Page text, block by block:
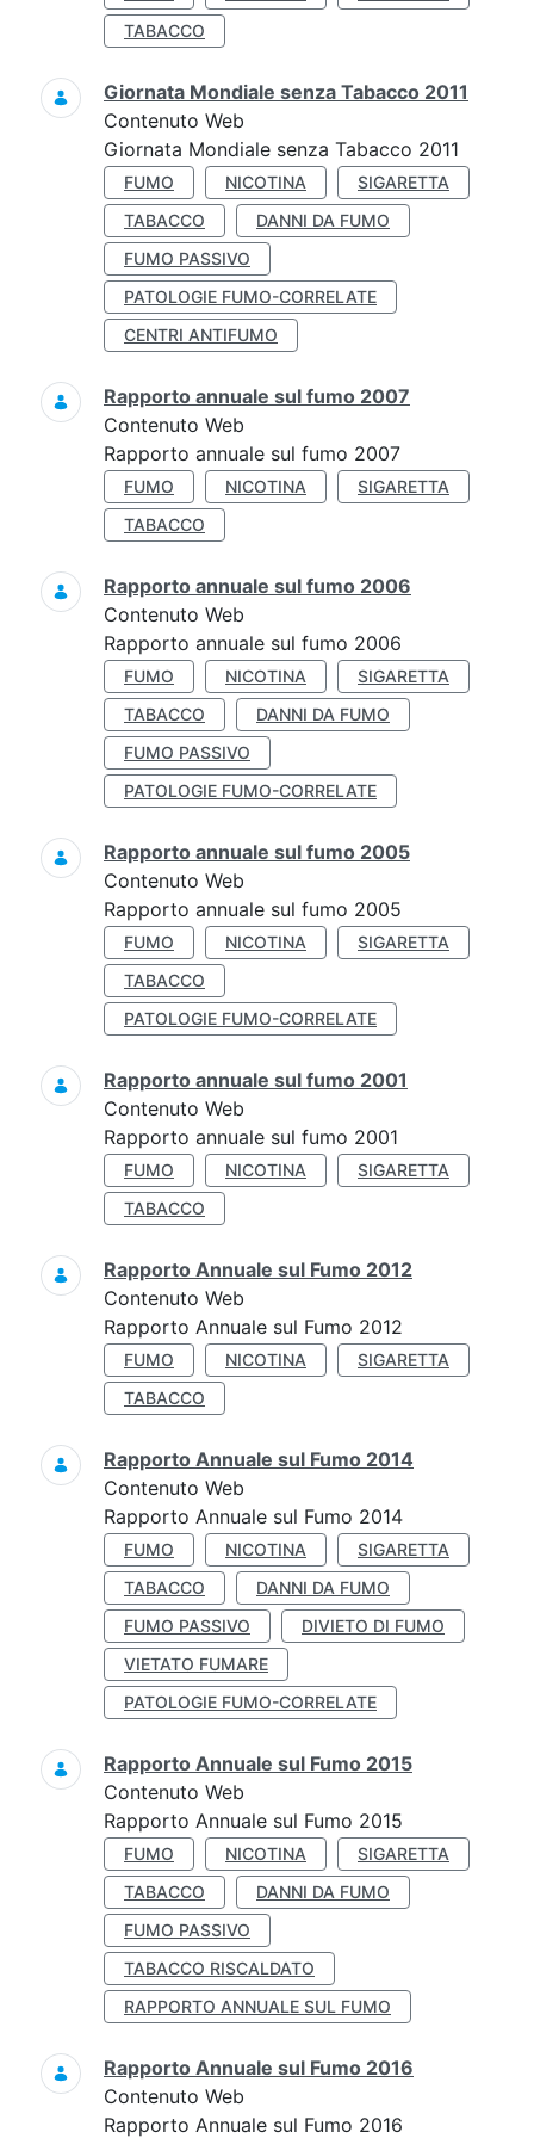
TABACCO
Giornata Mondiale senza Tabacco 2011
Contenuto Web
Giornata Mondiale senza Tabacco 2011
FUMO NICOTINA
SIGARETTA
TABACCO
DANNI DA FUMO
FUMO PASSIVO
PATOLOGIE FUMO-CORRELATE
CENTRI ANTIFUMO
Rapporto annuale sul fumo 2007
Contenuto Web
Rapporto annuale sul fumo 2007
FUMO NICOTINA
SIGARETTA
TABACCO
Rapporto annuale sul fumo 2006
Contenuto Web
Rapporto annuale sul fumo 2006
FUMO NICOTINA
SIGARETTA
TABACCO
DANNI DA FUMO
FUMO PASSIVO
PATOLOGIE FUMO-CORRELATE
Rapporto annuale sul fumo 2005
Contenuto Web
Rapporto annuale sul fumo 2005
FUMO NICOTINA
SIGARETTA
TABACCO
PATOLOGIE FUMO-CORRELATE
Rapporto annuale sul fumo 2001
Contenuto Web
Rapporto annuale sul fumo 2001
FUMO NICOTINA
SIGARETTA
TABACCO
Rapporto Annuale sul Fumo 2012
Contenuto Web
Rapporto Annuale sul Fumo 2012
FUMO NICOTINA
SIGARETTA
TABACCO
Rapporto Annuale sul Fumo 2014
Contenuto Web
Rapporto Annuale sul Fumo 2014
FUMO NICOTINA
SIGARETTA
TABACCO
DANNI DA FUMO
FUMO PASSIVO
DIVIETO DI FUMO
VIETATO FUMARE
PATOLOGIE FUMO-CORRELATE
Rapporto Annuale sul Fumo 2015
Contenuto Web
Rapporto Annuale sul Fumo 2015
FUMO NICOTINA
SIGARETTA
TABACCO
DANNI DA FUMO
FUMO PASSIVO
TABACCO RISCALDATO
RAPPORTO ANNUALE SUL FUMO
Rapporto Annuale sul Fumo 2016
Contenuto Web
Rapporto Annuale sul Fumo 2016